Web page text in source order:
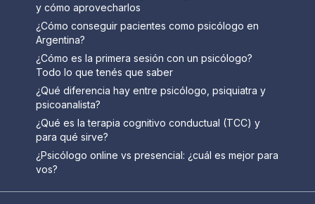
y cómo aprovecharlos
¿Cómo conseguir pacientes como psicólogo en
Argentina?
¿Cómo es la primera sesión con un psicólogo?
Todo lo que tenés que saber
¿Qué diferencia hay entre psicólogo, psiquiatra y
psicoanalista?
¿Qué es la terapia cognitivo conductual (TCC) y
para qué sirve?
¿Psicólogo online vs presencial: ¿cuál es mejor para
vos?